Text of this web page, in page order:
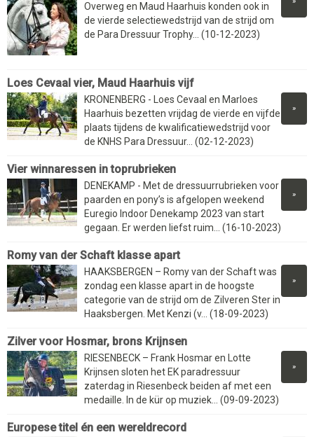
Overweg en Maud Haarhuis konden ook in
de vierde selectiewedstrijd van de strijd om
de Para Dressuur Trophy... (10-12-2023)
Loes Cevaal vier, Maud Haarhuis vijf
»
KRONENBERG - Loes Cevaal en Marloes
Haarhuis bezetten vrijdag de vierde en vijfde
plaats tijdens de kwalificatiewedstrijd voor
de KNHS Para Dressuur... (02-12-2023)
Vier winnaressen in toprubrieken
»
DENEKAMP - Met de dressuurrubrieken voor
paarden en pony’s is afgelopen weekend
Euregio Indoor Denekamp 2023 van start
gegaan. Er werden liefst ruim... (16-10-2023)
Romy van der Schaft klasse apart
»
HAAKSBERGEN – Romy van der Schaft was
zondag een klasse apart in de hoogste
categorie van de strijd om de Zilveren Ster in
Haaksbergen. Met Kenzi (v... (18-09-2023)
Zilver voor Hosmar, brons Krijnsen
»
RIESENBECK – Frank Hosmar en Lotte
Krijnsen sloten het EK paradressuur
zaterdag in Riesenbeck beiden af met een
medaille. In de kür op muziek... (09-09-2023)
Europese titel én een wereldrecord